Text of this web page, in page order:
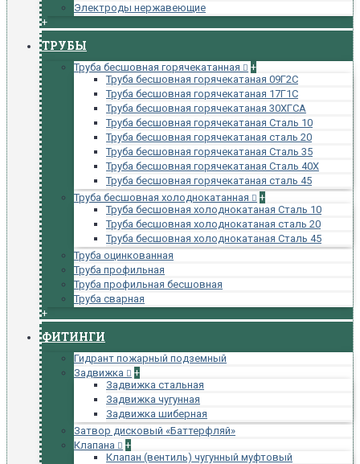
Электроды нержавеющие
+
ТРУБЫ
Труба бесшовная горячекатанная
+
Труба бесшовная горячекатаная 09Г2С
Труба бесшовная горячекатаная 17Г1С
Труба бесшовная горячекатаная 30ХГСА
Труба бесшовная горячекатаная Сталь 10
Труба бесшовная горячекатаная сталь 20
Труба бесшовная горячекатаная Сталь 35
Труба бесшовная горячекатаная Сталь 40Х
Труба бесшовная горячекатаная сталь 45
Труба бесшовная холоднокатанная
+
Труба бесшовная холоднокатаная Сталь 10
Труба бесшовная холоднокатаная сталь 20
Труба бесшовная холоднокатаная Сталь 45
Труба оцинкованная
Труба профильная
Труба профильная бесшовная
Труба сварная
+
ФИТИНГИ
Гидрант пожарный подземный
Задвижка
+
Задвижка стальная
Задвижка чугунная
Задвижка шиберная
Затвор дисковый «Баттерфляй»
Клапана
+
Клапан (вентиль) чугунный муфтовый